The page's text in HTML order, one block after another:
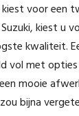
voor een
kiest u
kwaliteit.
vol met
mooie
bijna